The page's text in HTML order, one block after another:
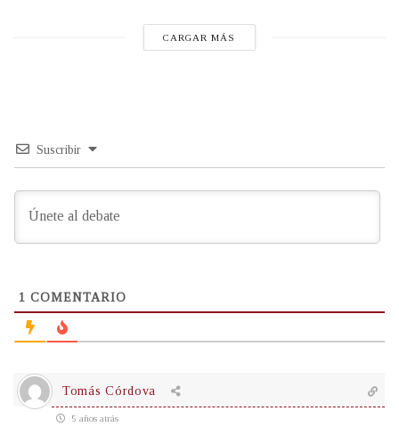
CARGAR MÁS
Suscribir
1 COMENTARIO
Tomás Córdova
5 años atrás